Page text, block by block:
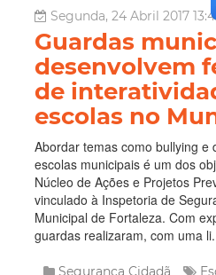
Segunda, 24 Abril 2017
Guardas
desenvolvem
de
escolas no
Abordar temas como bullying e
escolas municipais é um dos
Núcleo de Ações e Projetos
vinculado à Inspetoria de
Municipal de Fortaleza. Com
guardas realizaram, com uma
Segurança Cidadã